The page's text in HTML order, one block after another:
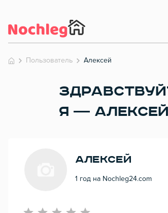
Пользователь Алексей
Я — АЛЕКСЕЙ
Алексей
1 год на Nochleg24.com